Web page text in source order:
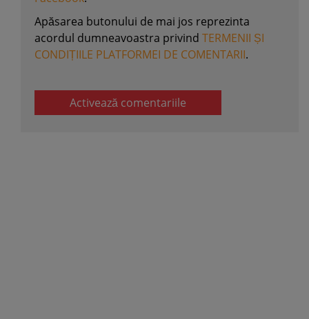
Apăsarea butonului de mai jos reprezinta
acordul dumneavoastra privind TERMENII ȘI
CONDIȚIILE PLATFORMEI DE COMENTARII.
Activează comentariile